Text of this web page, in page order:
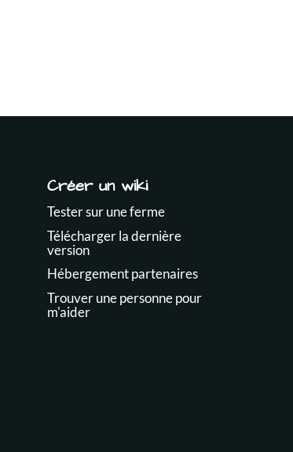
Créer un wiki
Tester sur une ferme
Télécharger la dernière
version
Hébergement partenaires
Trouver une personne pour
m'aider